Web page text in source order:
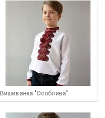
Вишиванка "Особлива"